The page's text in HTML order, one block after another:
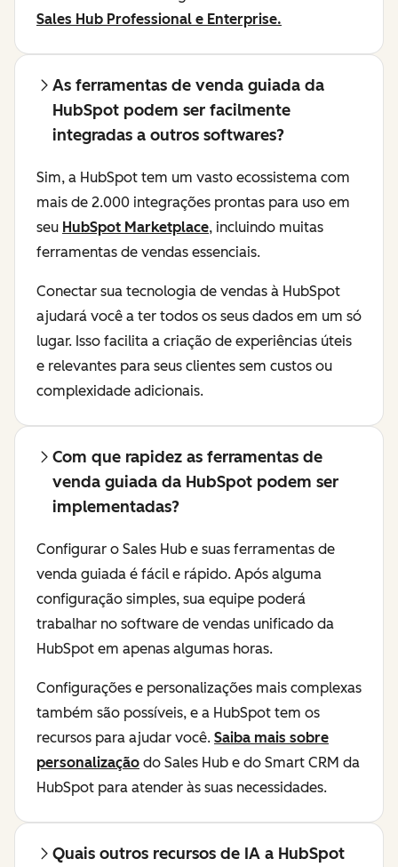
Sales Hub Professional e Enterprise.
As ferramentas de venda guiada da
HubSpot podem ser facilmente
integradas a outros softwares?
Sim, a HubSpot tem um vasto ecossistema com
mais de 2.000 integrações prontas para uso em
seu HubSpot Marketplace, incluindo muitas
ferramentas de vendas essenciais.
Conectar sua tecnologia de vendas à HubSpot
ajudará você a ter todos os seus dados em um só
lugar. Isso facilita a criação de experiências úteis
e relevantes para seus clientes sem custos ou
complexidade adicionais.
Com que rapidez as ferramentas de
venda guiada da HubSpot podem ser
implementadas?
Configurar o Sales Hub e suas ferramentas de
venda guiada é fácil e rápido. Após alguma
configuração simples, sua equipe poderá
trabalhar no software de vendas unificado da
HubSpot em apenas algumas horas.
Configurações e personalizações mais complexas
também são possíveis, e a HubSpot tem os
recursos para ajudar você. Saiba mais sobre
personalização do Sales Hub e do Smart CRM da
HubSpot para atender às suas necessidades.
Quais outros recursos de IA a HubSpot